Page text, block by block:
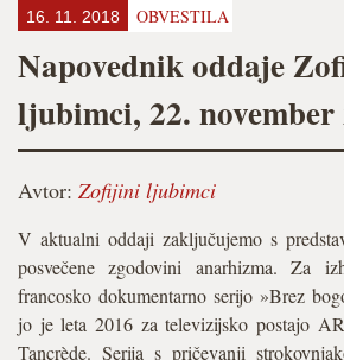
16. 11. 2018 OBVESTILA
Napovednik oddaje
ljubimci, 22. november
Avtor: Zofijini ljubimci
V aktualni oddaji zaključujemo s
posvečene zgodovini anarhizma. Za
francosko dokumentarno serijo »Brez
jo je leta 2016 za televizijsko postajo
Tancrède. Serija s pričevanji